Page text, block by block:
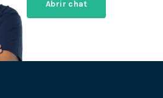
Abrir chat